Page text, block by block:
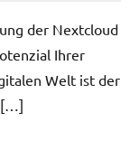
der Nextcloud
Ihrer
Welt ist der
[…]